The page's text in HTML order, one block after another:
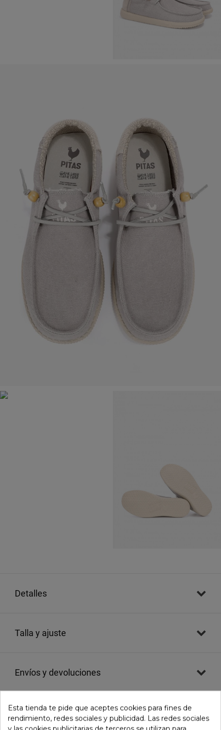
detalles
talla y ajuste
envíos y devoluciones
evaluaciones ()
Esta tienda te pide que aceptes cookies para fines de
rendimiento, redes sociales y publicidad. Las redes sociales